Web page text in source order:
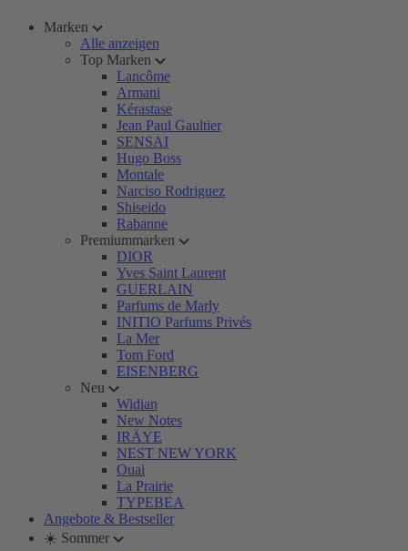
Marken
Alle anzeigen
Top Marken
Lancôme
Armani
Kérastase
Jean Paul Gaultier
SENSAI
Hugo Boss
Montale
Narciso Rodriguez
Shiseido
Rabanne
Premiummarken
DIOR
Yves Saint Laurent
GUERLAIN
Parfums de Marly
INITIO Parfums Privés
La Mer
Tom Ford
EISENBERG
Neu
Widian
New Notes
IRÄYE
NEST NEW YORK
Ouai
La Prairie
TYPEBEA
Angebote & Bestseller
☀️ Sommer